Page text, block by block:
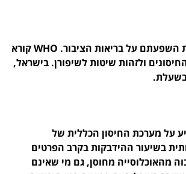
מעקב אחרי התוצאות של חיסון ואימון חיסוני נחשב קריטי להבנת השפעתם על בריאות הציבור. WHO קורא
ולזהות שיטות לשיפורן. בישראל,
בשעלת.
על מערכת החיסון הכללית של
בשיעור ההידבקות בקרב הפרטים
מהאוכלוסייה מחוסן, גם מי שאינם